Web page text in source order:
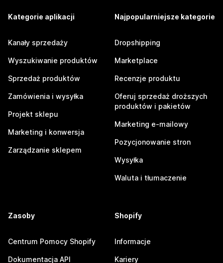
Kategorie aplikacji
Kanały sprzedaży
Wyszukiwanie produktów
Sprzedaż produktów
Zamówienia i wysyłka
Projekt sklepu
Marketing i konwersja
Zarządzanie sklepem
Najpopularniejsze kategorie
Dropshipping
Marketplace
Recenzje produktu
Oferuj sprzedaż droższych
produktów i pakietów
Marketing e-mailowy
Pozycjonowanie stron
Wysyłka
Waluta i tłumaczenie
Zasoby
Centrum Pomocy Shopify
Dokumentacja API
Shopify
Informacje
Kariery